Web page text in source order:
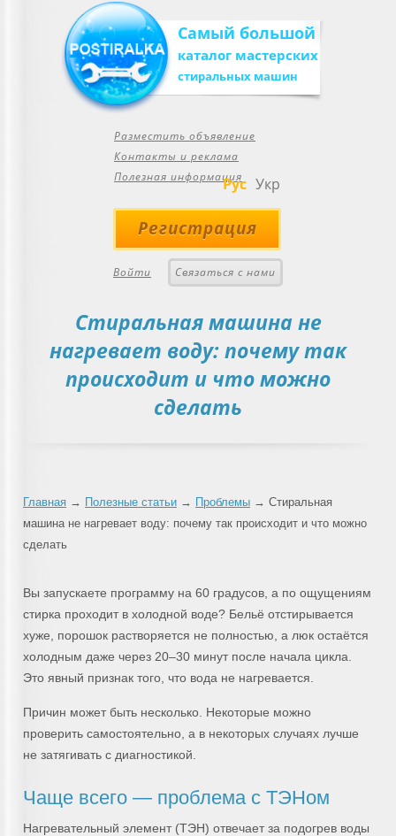
Самый большой
каталог мастерских
стиральных машин
Разместить объявление
Контакты и реклама
Полезная информация
Рус Укр
Регистрация
Войти Связаться с нами
Стиральная машина не
нагревает воду: почему так
происходит и что можно
сделать
Главная → Полезные статьи → Проблемы → Стиральная
машина не нагревает воду: почему так происходит и что можно
сделать
Вы запускаете программу на 60 градусов, а по ощущениям
стирка проходит в холодной воде? Бельё отстирывается
хуже, порошок растворяется не полностью, а люк остаётся
холодным даже через 20–30 минут после начала цикла.
Это явный признак того, что вода не нагревается.
Причин может быть несколько. Некоторые можно
проверить самостоятельно, а в некоторых случаях лучше
не затягивать с диагностикой.
Чаще всего — проблема с ТЭНом
Нагревательный элемент (ТЭН) отвечает за подогрев воды